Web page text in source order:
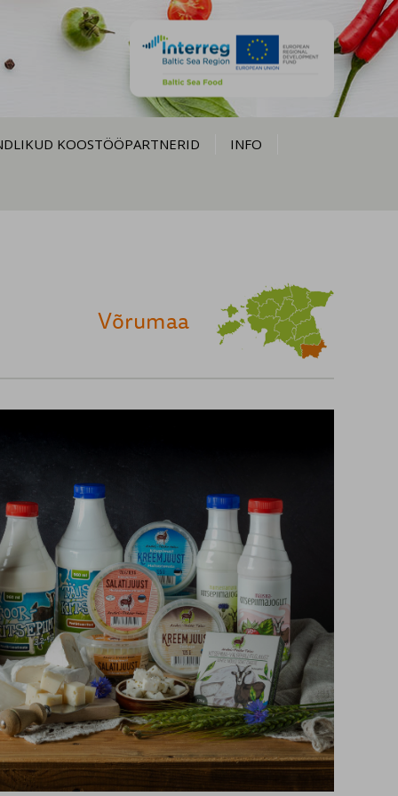
KOOSTÖÖPARTNERID INFO
Võrumaa